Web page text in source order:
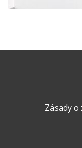
Zásady